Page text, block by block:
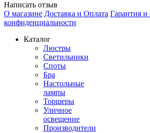
Написать отзыв
О магазине Доставка и Оплата Гарантия и
конфиденциальности
Каталог
Люстры
Светильники
Споты
Бра
Настольные
лампы
Торшеры
Уличное
освещение
Производители